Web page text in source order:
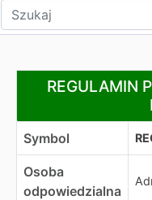
Wpisz tekst do
REGULAMIN
REGULAMIN
Symbol
Osoba
odpowiedzialna